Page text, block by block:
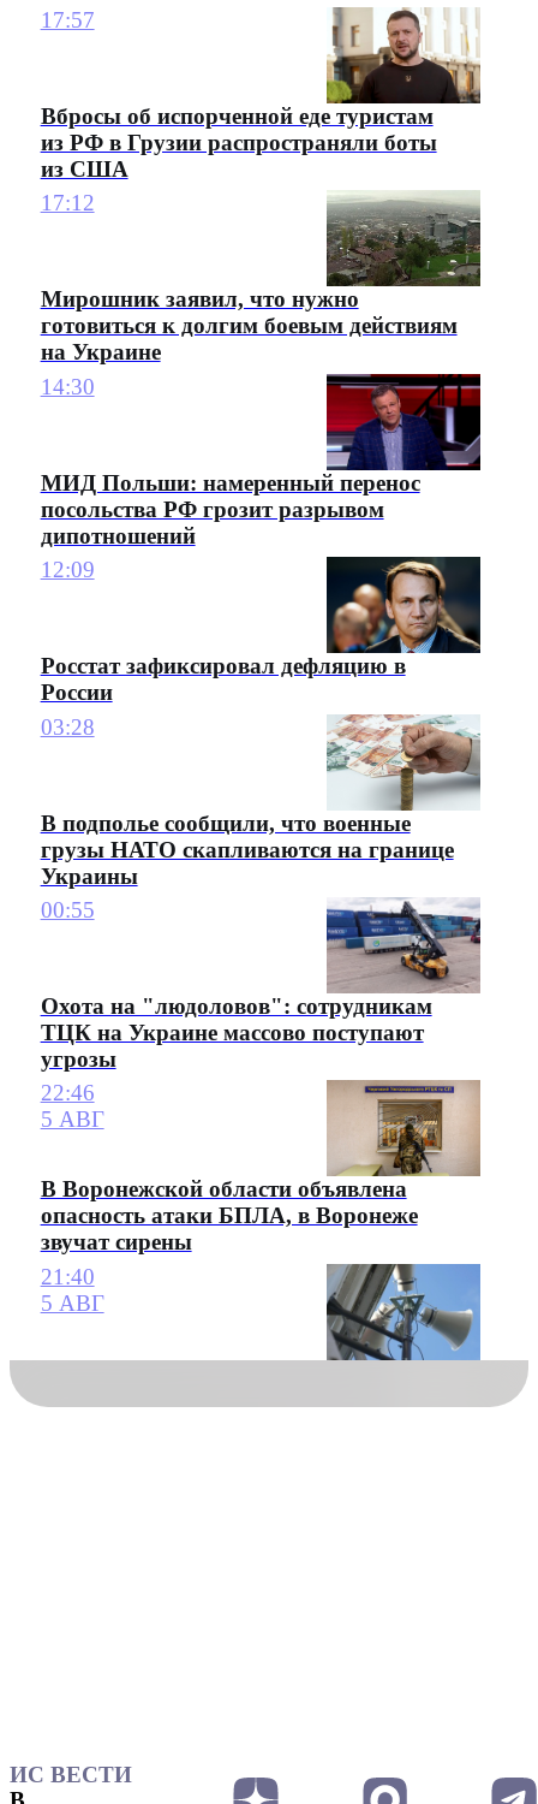
17:57
Вбросы об испорченной еде туристам
из РФ в Грузии распространяли боты
из США
17:12
Мирошник заявил, что нужно
готовиться к долгим боевым действиям
на Украине
14:30
МИД Польши: намеренный перенос
посольства РФ грозит разрывом
дипотношений
12:09
Росстат зафиксировал дефляцию в
России
03:28
В подполье сообщили, что военные
грузы НАТО скапливаются на границе
Украины
00:55
Охота на "людоловов": сотрудникам
ТЦК на Украине массово поступают
угрозы
22:46
5 АВГ
В Воронежской области объявлена
опасность атаки БПЛА, в Воронеже
звучат сирены
21:40
5 АВГ
ИС ВЕСТИ